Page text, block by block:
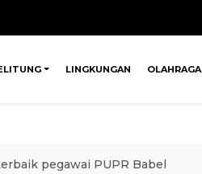
LINGKUNGAN OLAHRAGA
pegawai PUPR Babel